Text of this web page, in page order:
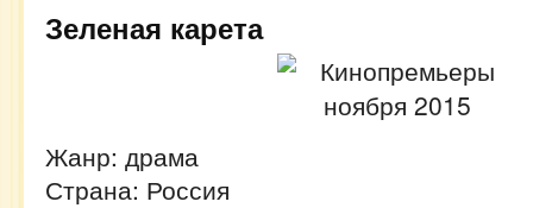
Зеленая карета
Жанр: драма
Страна: Россия